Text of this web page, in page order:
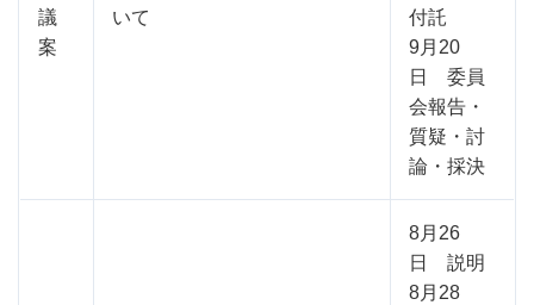
議
案
いて
付託
9月20
日 委員
会報告・
質疑・討
論・採決
8月26
日 説明
8月28